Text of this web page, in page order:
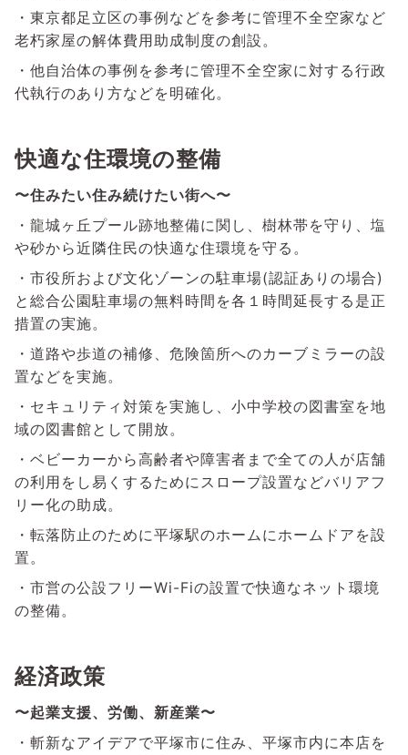
・東京都足立区の事例などを参考に管理不全空家など
老朽家屋の解体費用助成制度の創設。
・他自治体の事例を参考に管理不全空家に対する行政
代執行のあり方などを明確化。
快適な住環境の整備
〜住みたい住み続けたい街へ〜
・龍城ヶ丘プール跡地整備に関し、樹林帯を守り、塩
や砂から近隣住民の快適な住環境を守る。
・市役所および文化ゾーンの駐車場(認証ありの場合)
と総合公園駐車場の無料時間を各１時間延長する是正
措置の実施。
・道路や歩道の補修、危険箇所へのカーブミラーの設
置などを実施。
・セキュリティ対策を実施し、小中学校の図書室を地
域の図書館として開放。
・ベビーカーから高齢者や障害者まで全ての人が店舗
の利用をし易くするためにスロープ設置などバリアフ
リー化の助成。
・転落防止のために平塚駅のホームにホームドアを設
置。
・市営の公設フリーWi-Fiの設置で快適なネット環境
の整備。
経済政策
〜起業支援、労働、新産業〜
・斬新なアイデアで平塚市に住み、平塚市内に本店を